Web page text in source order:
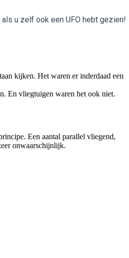
als u zelf ook een UFO hebt gezien!